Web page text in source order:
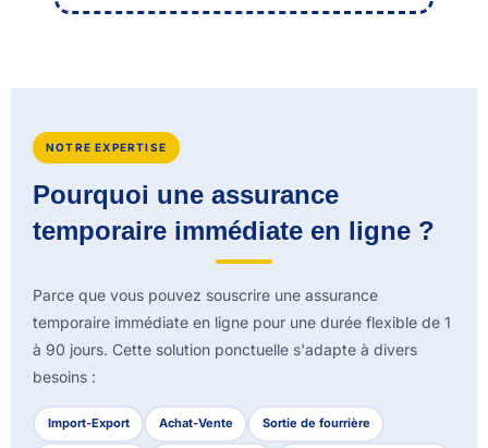
NOTRE EXPERTISE
Pourquoi une assurance
temporaire immédiate en ligne ?
Parce que vous pouvez souscrire une assurance
temporaire immédiate en ligne pour une durée flexible de 1
à 90 jours. Cette solution ponctuelle s'adapte à divers
besoins :
Import-Export Achat-Vente Sortie de fourrière